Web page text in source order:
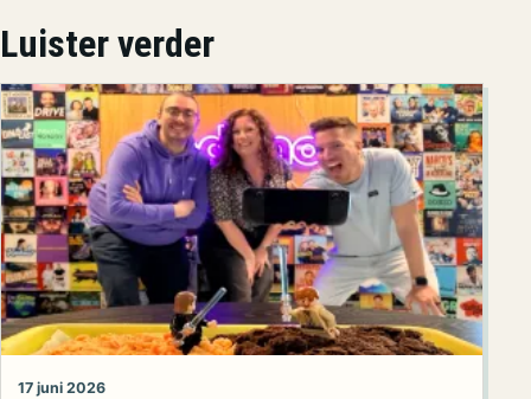
Luister verder
17 juni 2026